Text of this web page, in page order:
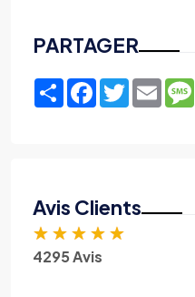
PARTAGER
ShareFacebook
TwitterEmail
Avis Clients
★ ★ ★ ★ ★
4295 Avis